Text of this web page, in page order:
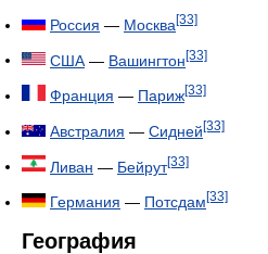
Россия — Москва[33]
США — Вашингтон[33]
Франция — Париж[33]
Австралия — Сидней[33]
Ливан — Бейрут[33]
Германия — Потсдам [33]
География